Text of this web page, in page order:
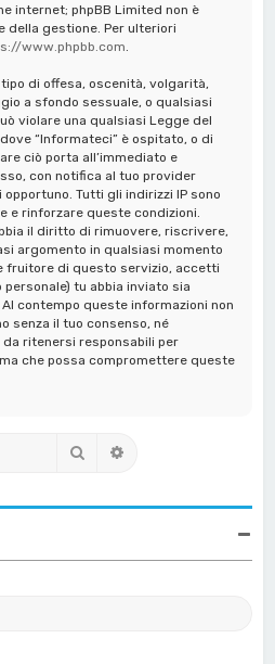
internet; phpBB Limited non è
della gestione. Per ulteriori
www.phpbb.com
di offesa, oscenità, volgarità,
a sfondo sessuale, o qualsiasi
violare una qualsiasi Legge del
“Informateci” è ospitato, o di
ciò porta all’immediato e
con notifica al tuo provider
Tutti gli indirizzi IP sono
rinforzare queste condizioni.
il diritto di rimuovere, riscrivere,
argomento in qualsiasi momento
fruitore di questo servizio, accetti
tu abbia inviato sia
contempo queste informazioni non
senza il tuo consenso, né
da ritenersi responsabili per
che possa compromettere queste
Cerca